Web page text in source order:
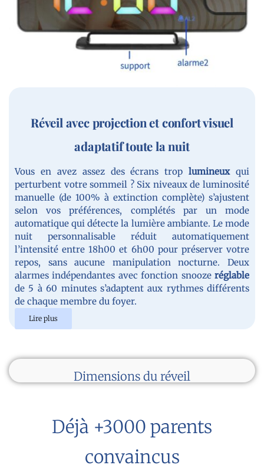
Réveil avec projection et confort visuel
adaptatif toute la nuit
Vous en avez assez des écrans troplumineuxqui
perturbent votre sommeil ? Six niveaux de luminosité
manuelle (de 100% à extinction complète) s’ajustent
selon vos préférences, complétés par un mode
automatique qui détecte la lumière ambiante. Le mode
nuit personnalisable réduit automatiquement
l’intensité entre 18h00 et 6h00 pour préserver votre
repos, sans aucune manipulation nocturne. Deux
alarmes indépendantes avec fonction snooze réglable
de 5 à 60 minutes s’adaptent aux rythmes différents
de chaque membre du foyer.
Lire plus
Dimensions du réveil
Déjà +3000 parents
convaincus